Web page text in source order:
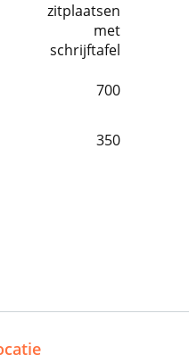
zitplaatsen
met
schrijftafel
700
350